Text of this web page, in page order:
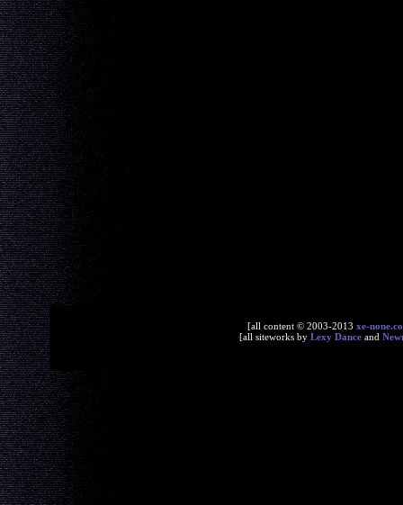
[all content © 2003-2013 xe-
[all siteworks by Lexy Danceand